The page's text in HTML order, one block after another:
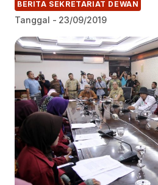
BERITA SEKRETARIAT DEWAN
Tanggal - 23/09/2019